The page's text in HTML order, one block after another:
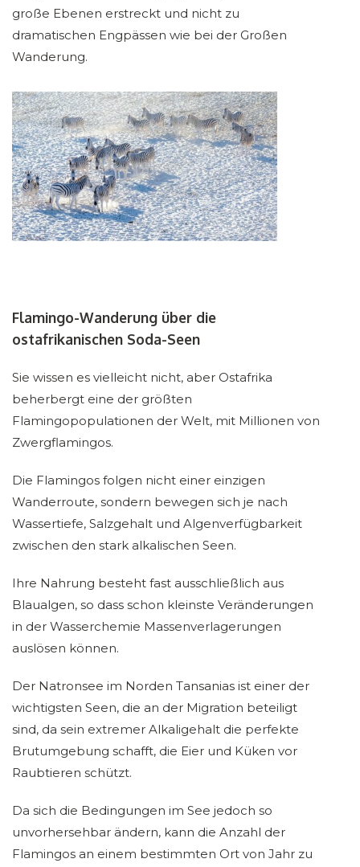
große Ebenen erstreckt und nicht zu
dramatischen Engpässen wie bei der Großen
Wanderung.
Flamingo-Wanderung über die
ostafrikanischen Soda-Seen
Sie wissen es vielleicht nicht, aber Ostafrika
beherbergt eine der größten
Flamingopopulationen der Welt, mit Millionen von
Zwergflamingos.
Die Flamingos folgen nicht einer einzigen
Wanderroute, sondern bewegen sich je nach
Wassertiefe, Salzgehalt und Algenverfügbarkeit
zwischen den stark alkalischen Seen.
Ihre Nahrung besteht fast ausschließlich aus
Blaualgen, so dass schon kleinste Veränderungen
in der Wasserchemie Massenverlagerungen
auslösen können.
Der Natronsee im Norden Tansanias ist einer der
wichtigsten Seen, die an der Migration beteiligt
sind, da sein extremer Alkaligehalt die perfekte
Brutumgebung schafft, die Eier und Küken vor
Raubtieren schützt.
Da sich die Bedingungen im See jedoch so
unvorhersehbar ändern, kann die Anzahl der
Flamingos an einem bestimmten Ort von Jahr zu